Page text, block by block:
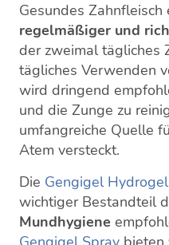
Gesundes
regelmäßiger und
der zweimal tägliches
tägliches Verwenden
wird dringend
und die Zunge zu
umfangreiche Quelle
Atem versteckt.
Die Gengigel
wichtiger Bestandteil
Mundhygiene